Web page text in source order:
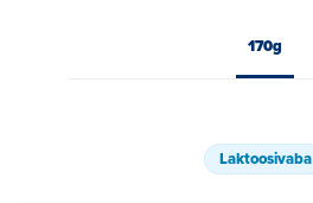
170g
Laktoosivaba